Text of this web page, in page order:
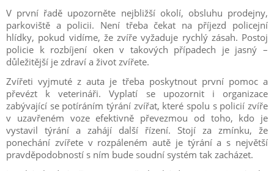
V první řadě upozorněte nejbližší okolí, obsluhu prodejny,
parkoviště a policii. Není třeba čekat na příjezd policejní
hlídky, pokud vidíme, že zvíře vyžaduje rychlý zásah. Postoj
policie k rozbíjení oken v takových případech je jasný –
důležitější je zdraví a život zvířete.
Zvířeti vyjmuté z auta je třeba poskytnout první pomoc a
převézt k veterináři. Vyplatí se upozornit i organizace
zabývající se potíráním týrání zvířat, které spolu s policií zvíře
v uzavřeném voze efektivně převezmou od toho, kdo je
vystavil týrání a zahájí další řízení. Stojí za zmínku, že
ponechání zvířete v rozpáleném autě je týrání a s největší
pravděpodobností s ním bude soudní systém tak zacházet.